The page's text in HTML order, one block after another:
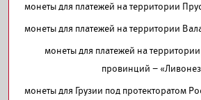
монеты для платежей на территории
монеты для платежей на территории
монеты для платежей на
провинций –
монеты для Грузии под протекторатом